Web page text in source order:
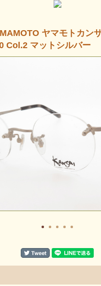
ヤマモトカン
Col.2 マットシルバー